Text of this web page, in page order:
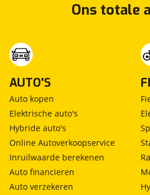
Ons totale
AUTO'S
Auto kopen
Elektrische auto's
Hybride auto's
Online Autoverkoopservice
Inruilwaarde berekenen
Auto financieren
Auto verzekeren